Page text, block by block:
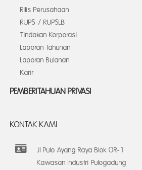
Rilis Perusahaan
RUPS / RUPSLB
Tindakan Korporasi
Laporan Tahunan
Laporan Bulanan
Karir
PEMBERITAHUAN PRIVASI
KONTAK KAMI
Jl Pulo Ayang Raya Blok OR-1
Kawasan Industri Pulogadung